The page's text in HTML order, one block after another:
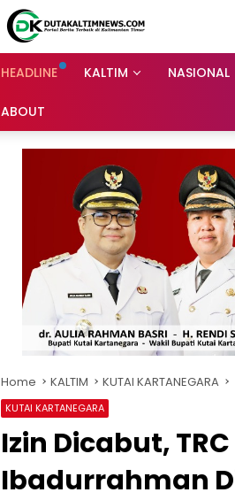
HEADLINE KALTIM NASIONAL
ABOUT
Home KALTIM KUTAI KARTANEGARA
KUTAI KARTANEGARA
Izin Dicabut,
Ibadurrahman